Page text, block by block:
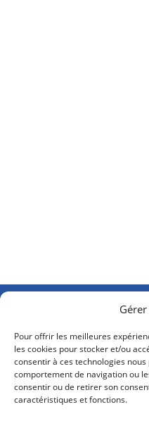
Pour offrir les meilleures
les cookies pour stocker et/ou
consentir à ces technologies
comportement de navigation ou
consentir ou de retirer son
caractéristiques et fonctions.